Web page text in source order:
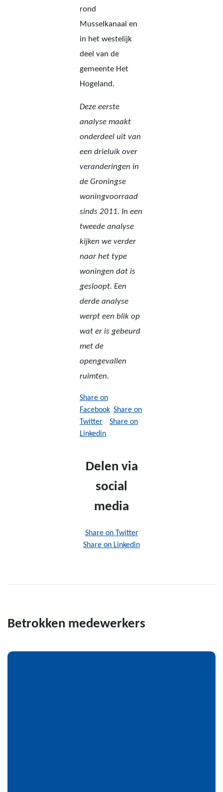
rond
Musselkanaal en
in het westelijk
deel van de
gemeente Het
Hogeland.
Deze eerste
analyse maakt
onderdeel uit van
een drieluik over
veranderingen in
de Groningse
woningvoorraad
sinds 2011. In een
tweede analyse
kijken we verder
naar het type
woningen dat is
gesloopt. Een
derde analyse
werpt een blik op
wat er is gebeurd
met de
opengevallen
ruimten.
Share on
Facebook Share on
Twitter
Share on
Linkedin
Delen via
social
media
Share on Twitter
Share on Linkedin
Betrokken medewerkers